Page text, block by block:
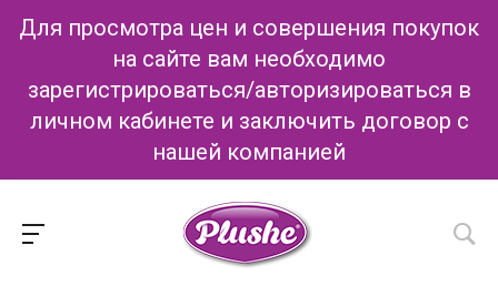
Для просмотра цен и совершения покупок
на сайте вам необходимо
зарегистрироваться/авторизироваться в
личном кабинете и заключить договор с
нашей компанией